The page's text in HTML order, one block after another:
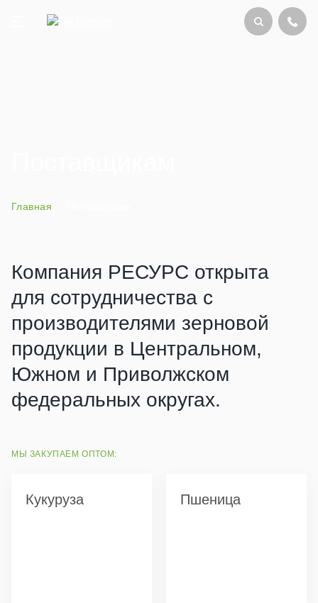
Главная
Компания РЕСУРС открыта
для сотрудничества с
производителями зерновой
продукции в Центральном,
Южном и Приволжском
федеральных округах.
МЫ ЗАКУПАЕМ ОПТОМ:
Кукуруза Пшеница